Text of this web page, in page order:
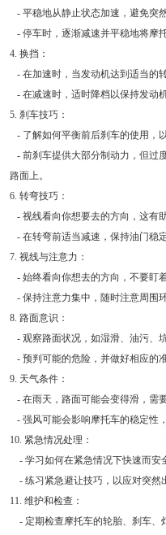
- 平稳地从静止状态加速，避免突然
- 停车时，逐渐减速并平稳地将摩
4. 换挡：
- 在加速时，当发动机达到适当的
- 在减速时，适时降档以保持发动
5. 刹车技巧：
- 了解如何平衡前后刹车的使用，
- 前刹车提供大部分制动力，但过
路面上。
6. 转弯技巧：
- 视线看向你想要去的方向，这有
- 在转弯前适当减速，保持油门稳定
7. 视线与注意力：
- 始终看向你想去的方向，不要盯着
- 保持注意力集中，随时注意周围
8. 路面意识：
- 观察路面状况，如湿滑、油污、
- 预判可能的危险，并做好相应的准
9. 天气条件：
- 在雨天，路面可能会变得滑，需
- 强风可能会影响摩托车的稳定性
10. 紧急情况处理：
- 学习如何在紧急情况下快速而安
- 练习紧急避让技巧，以应对突然
11. 维护和检查：
- 定期检查摩托车的轮胎、刹车、